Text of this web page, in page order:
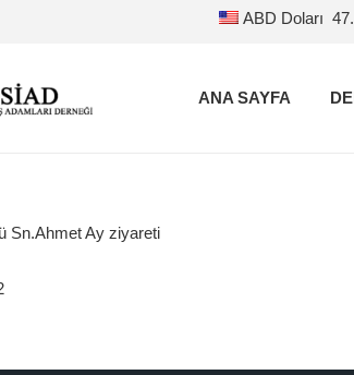
ABD Doları
ANA SAYFA
Sn.Ahmet Ay ziyareti